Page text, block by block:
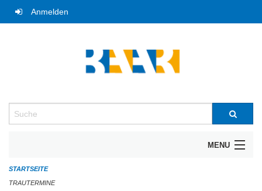
NavigationAnmelden
MENU
UNTERNEHMERFRÜHSTÜCK
STARTSEITE
TRAUTERMINE